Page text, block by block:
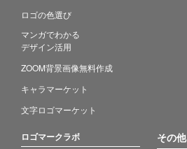
ロゴの色選び
マンガでわかる
デザイン活用
ZOOM背景画像無料作成
キャラマーケット
文字ロゴマーケット
ロゴマークラボ その他